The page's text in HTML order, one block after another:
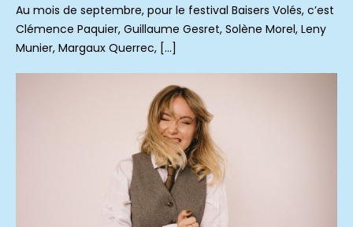
Au mois de septembre, pour le festival Baisers Volés, c’est
Clémence Paquier, Guillaume Gesret, Solène Morel, Leny
Munier, Margaux Querrec, […]